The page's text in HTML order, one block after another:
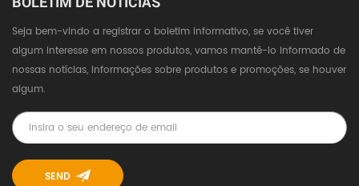
Seja bem-vindo a registrar o boletim informativo, se você tiver
algum interesse em nossos produtos, vamos mantê-lo informado de
nossas notícias, informações sobre produtos e promoções, se houver
algum.